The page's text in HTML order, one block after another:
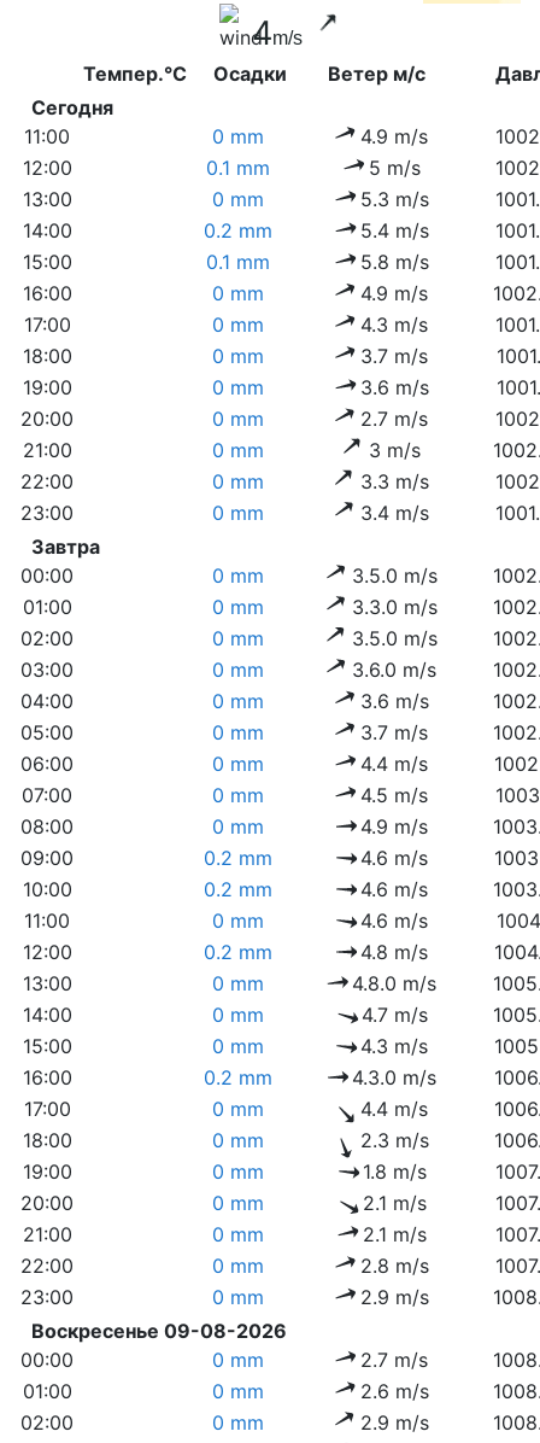
4m/s
Темпер.°C Осадки Ветер м/с
Сегодня
11:00
0 mm 4.9 m/s
12:00
0.1 mm 5 m/s
13:00
0 mm 5.3 m/s
14:00
0.2 mm 5.4 m/s
15:00
0.1 mm 5.8 m/s
16:00
0 mm 4.9 m/s
17:00
0 mm 4.3 m/s
18:00
0 mm 3.7 m/s
19:00
0 mm 3.6 m/s
20:00
0 mm 2.7 m/s
21:00
0 mm 3 m/s
22:00
0 mm 3.3 m/s
23:00
0 mm 3.4 m/s
Завтра
00:00
0 mm 3.5.0 m/s
01:00
0 mm 3.3.0 m/s
02:00
0 mm 3.5.0 m/s
03:00
0 mm 3.6.0 m/s
04:00
0 mm 3.6 m/s
05:00
0 mm 3.7 m/s
06:00
0 mm 4.4 m/s
07:00
0 mm 4.5 m/s
08:00
0 mm 4.9 m/s
09:00
0.2 mm 4.6 m/s
10:00
0.2 mm 4.6 m/s
11:00
0 mm 4.6 m/s
12:00
0.2 mm 4.8 m/s
13:00
0 mm 4.8.0 m/s
14:00
0 mm 4.7 m/s
15:00
0 mm 4.3 m/s
16:00
0.2 mm 4.3.0 m/s
17:00
0 mm 4.4 m/s
18:00
0 mm 2.3 m/s
19:00
0 mm 1.8 m/s
20:00
0 mm 2.1 m/s
21:00
0 mm 2.1 m/s
22:00
0 mm 2.8 m/s
23:00
0 mm 2.9 m/s
Воскресенье 09-08-2026
00:00
0 mm 2.7 m/s
01:00
0 mm 2.6 m/s
02:00
0 mm 2.9 m/s